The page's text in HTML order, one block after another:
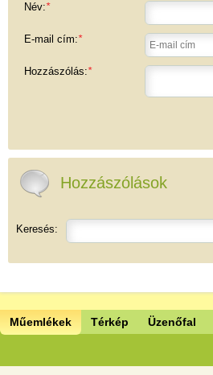
Név:*
E-mail cím:*
Hozzászólás:*
Hozzászólások
Keresés:
Műemlékek Térkép Üzenőfal